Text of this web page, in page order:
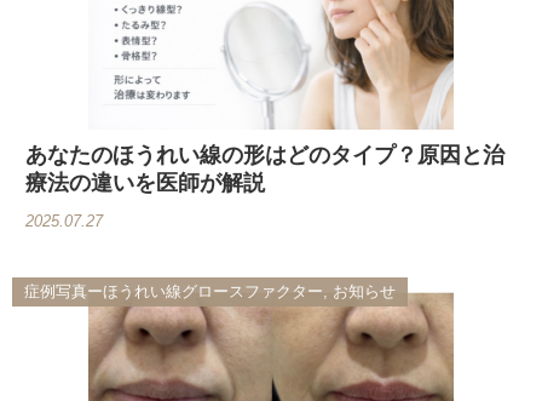
あなたのほうれい線の形はどのタイプ？原因と治
療法の違いを医師が解説
2025.07.27
症例写真ーほうれい線グロースファクター, お知らせ